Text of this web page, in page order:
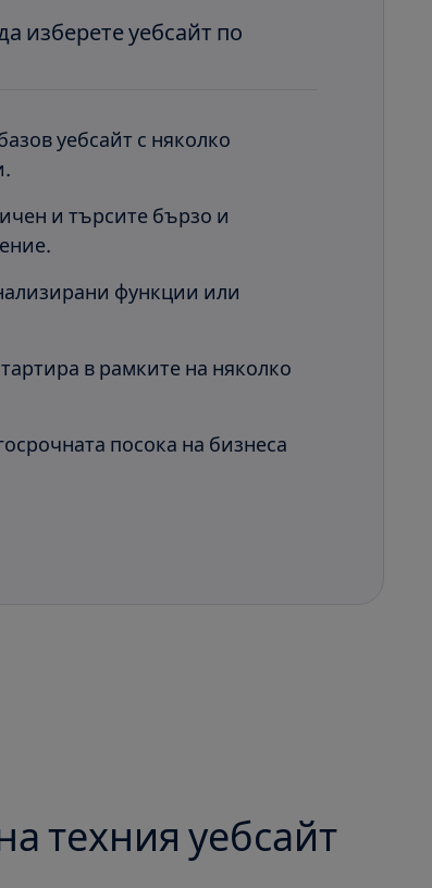
изберете уебсайт по
уебсайт с няколко
и търсите бързо и
функции или
в рамките на няколко
посока на бизнеса
техния уебсайт